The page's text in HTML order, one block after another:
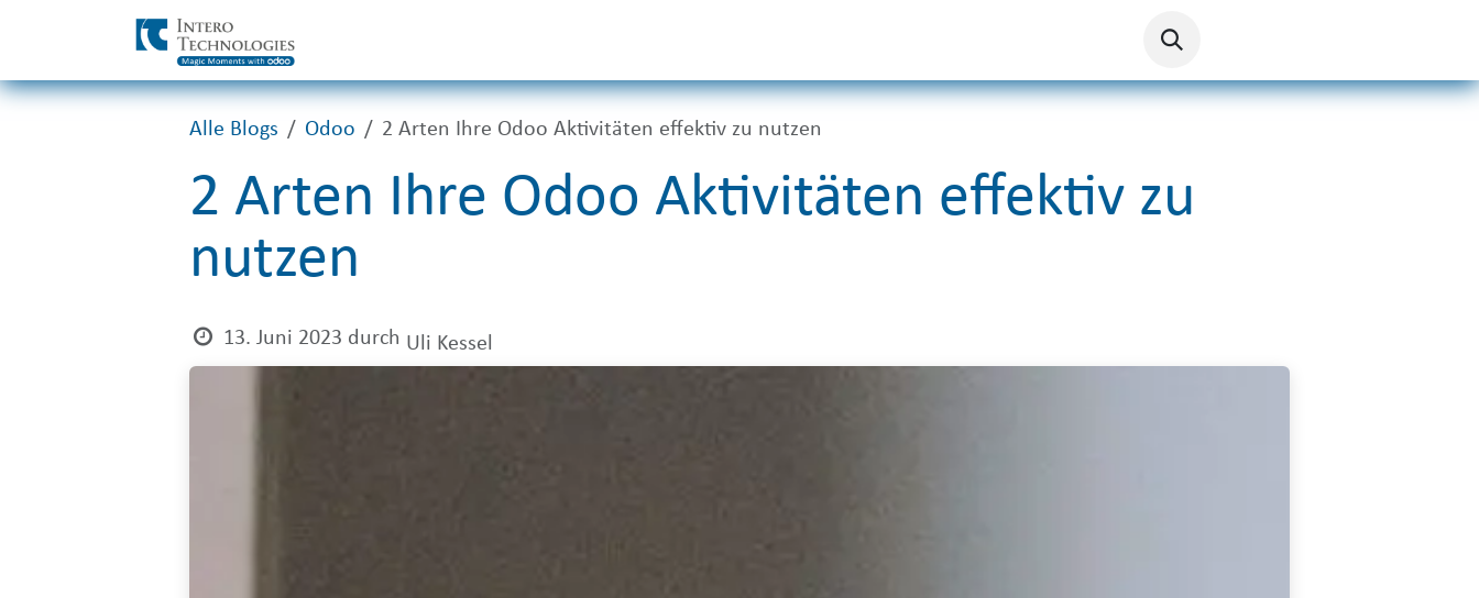
Zum Inhalt springen
Alle Blogs Odoo 2 Arten Ihre Odoo Aktivitäten effektiv zu nutzen
2 Arten Ihre Odoo Aktivitäten effektiv zu
nutzen
13. Juni 2023 durch Uli Kessel